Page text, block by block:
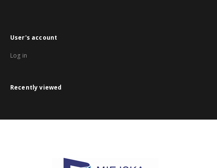
User's account
Log in
Recently viewed